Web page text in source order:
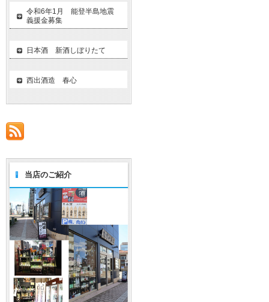
令和6年1月 能登半島地震
義援金募集
日本酒 新酒しぼりたて
西出酒造 春心
当店のご紹介